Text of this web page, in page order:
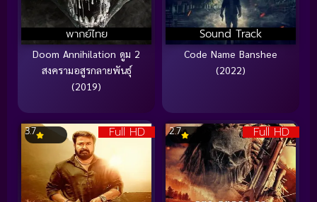
พากย์ไทย
Doom Annihilation ดูม 2
สงครามอสูรกลายพันธุ์
(2019)
Sound Track
Code Name Banshee
(2022)
Full HD
3.7 Full HD
2.7